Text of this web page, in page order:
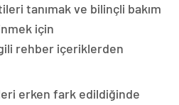
tanımak ve bilinçli bakım
için
rehber içeriklerden
erken fark edildiğinde